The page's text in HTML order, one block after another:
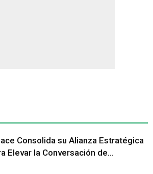
Consolida su Alianza Estratégica
Elevar la Conversación de...